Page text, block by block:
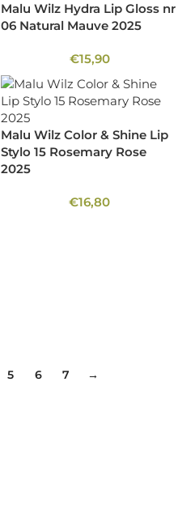
Malu Wilz Hydra Lip Gloss nr
06 Natural Mauve 2025
€15,90
Malu Wilz Color & Shine Lip
Stylo 15 Rosemary Rose
2025
€16,80
5 6 7 →